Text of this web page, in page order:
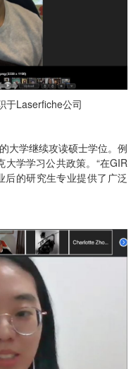
于Laserfiche公司
大学继续攻读硕士学位。例
学学习公共政策。“在GIR
的研究生专业提供了广泛